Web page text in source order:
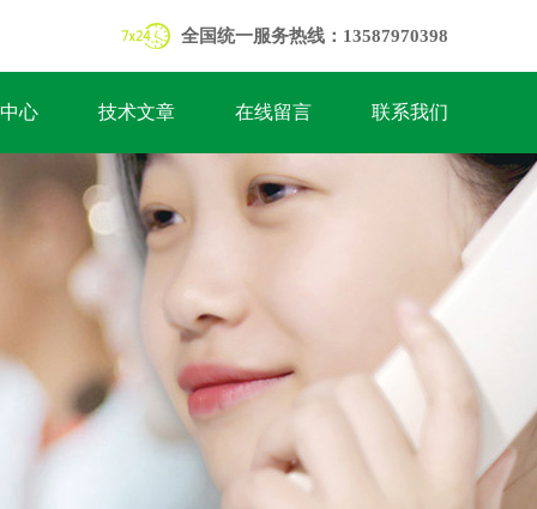
全国统一服务热线：13587970398
心 技术文章 在线留言 联系我们